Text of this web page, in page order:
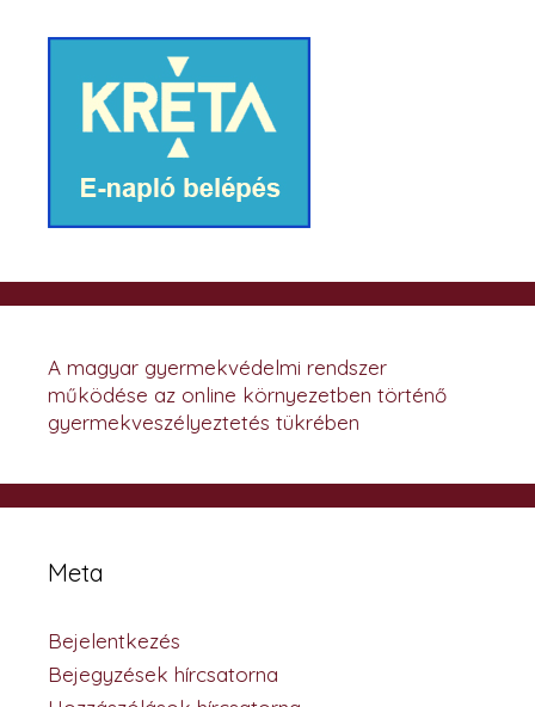
A magyar gyermekvédelmi rendszer
működése az online környezetben történő
gyermekveszélyeztetés tükrében
Meta
Bejelentkezés
Bejegyzések hírcsatorna